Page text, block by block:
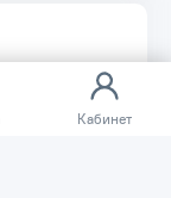
Кабинет
нас.